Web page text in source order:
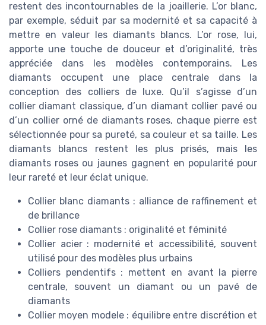
restent des incontournables de la joaillerie. L’or blanc,
par exemple, séduit par sa modernité et sa capacité à
mettre en valeur les diamants blancs. L’or rose, lui,
apporte une touche de douceur et d’originalité, très
appréciée dans les modèles contemporains. Les
diamants occupent une place centrale dans la
conception des colliers de luxe. Qu’il s’agisse d’un
collier diamant classique, d’un diamant collier pavé ou
d’un collier orné de diamants roses, chaque pierre est
sélectionnée pour sa pureté, sa couleur et sa taille. Les
diamants blancs restent les plus prisés, mais les
diamants roses ou jaunes gagnent en popularité pour
leur rareté et leur éclat unique.
Collier blanc diamants : alliance de raffinement et
de brillance
Collier rose diamants : originalité et féminité
Collier acier : modernité et accessibilité, souvent
utilisé pour des modèles plus urbains
Colliers pendentifs : mettent en avant la pierre
centrale, souvent un diamant ou un pavé de
diamants
Collier moyen modele : équilibre entre discrétion et